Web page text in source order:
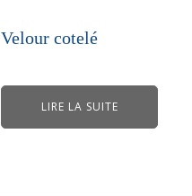
Velour cotelé
LIRE LA SUITE